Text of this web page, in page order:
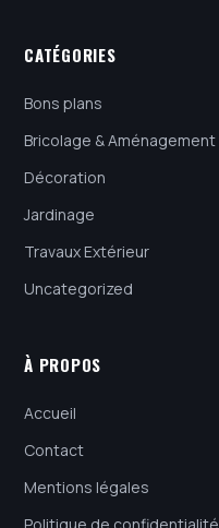
CATÉGORIES
Bons plans
Bricolage & Aménagement
Décoration
Jardinage
Travaux Extérieur
Uncategorized
À PROPOS
Accueil
Contact
Mentions légales